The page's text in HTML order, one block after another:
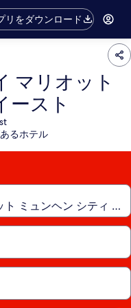
リをダウンロード
マリオット
ースト
るホテル